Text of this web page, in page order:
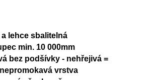
lehce sbalitelná
min. 10 000mm
bez podšívky - nehřejivá =
vrstva